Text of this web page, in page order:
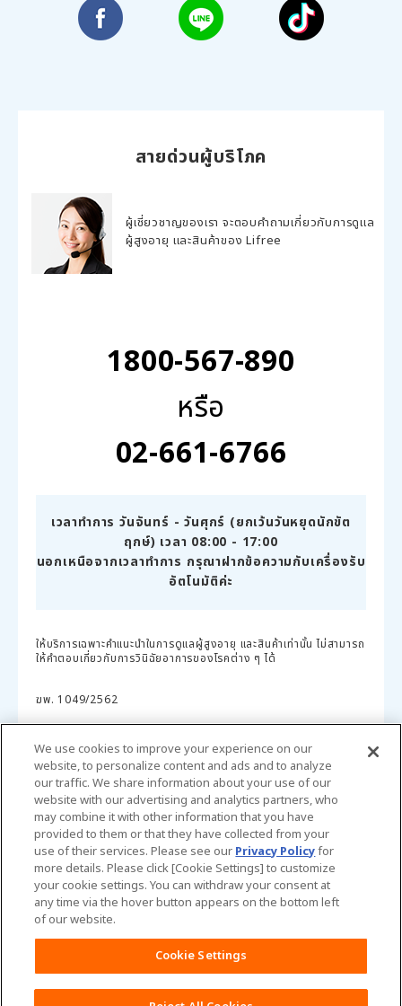
สายด่วนผู้บริโภค
ผู้เชี่ยวชาญของเรา จะตอบคำถามเกี่ยวกับการดูแล
ผู้สูงอายุ และสินค้าของ Lifree
1800-567-890
หรือ
02-661-6766
เวลาทำการ วันจันทร์ - วันศุกร์ (ยกเว้นวันหยุดนักขัต
ฤกษ์) เวลา 08:00 - 17:00
นอกเหนือจากเวลาทำการ กรุณาฝากข้อความกับเครื่องรับ
อัตโนมัติค่ะ
ให้บริการเฉพาะคำแนะนำในการดูแลผู้สูงอายุ และสินค้าเท่านั้น ไม่สามารถ
ให้คำตอบเกี่ยวกับการวินิฉัยอาการของโรคต่าง ๆ ได้
ฆพ. 1049/2562
Thailand
เกี่ยวกับเรา
เงื่อนไขและข้อกำหนดในการเข้าใช้
นโยบายข้อมูลส่วนบุคคล
We use cookies to improve your experience on our
website, to personalize content and ads and to analyze
our traffic. We share information about your use of our
website with our advertising and analytics partners, who
may combine it with other information that you have
provided to them or that they have collected from your
use of their services. Please see ourPrivacy Policyfor
more details. Please click [Cookie Settings] to customize
your cookie settings. You can withdraw your consent at
any time via the hover button appears on the bottom left
of our website.
Cookie Settings